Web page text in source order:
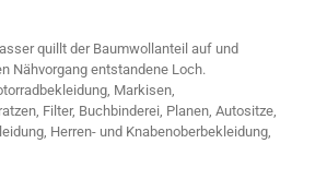
quillt der Baumwollanteil auf und
Nähvorgang entstandene Loch.
Markisen,
Filter, Buchbinderei, Planen, Autositze,
Herren- und Knabenoberbekleidung,